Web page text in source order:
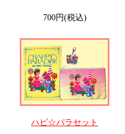
700円(税込)
ハピ☆パラセット